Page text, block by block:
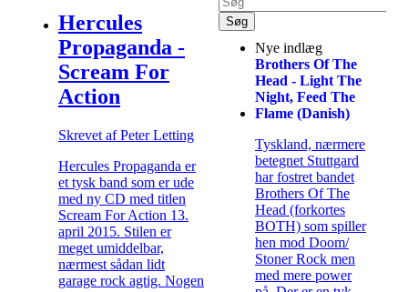
Hercules
Propaganda -
Scream For
Action
Skrevet af Peter Letting
Hercules Propaganda er
et tysk band som er ude
med ny CD med titlen
Scream For Action 13.
april 2015. Stilen er
meget umiddelbar,
nærmest sådan lidt
garage rock agtig. Nogen
Nye indlæg
Brothers Of The
Head - Light The
Night, Feed The
Flame (Danish)
Tyskland, nærmere
betegnet Stuttgard
har fostret bandet
Brothers Of The
Head (forkortes
BOTH) som spiller
hen mod Doom/
Stoner Rock men
med mere power